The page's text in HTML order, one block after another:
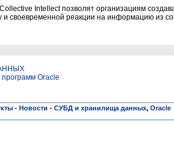
Intellect позволят организациям
и своевременной реакции на информацию из
программ Oracle
- Новости - СУБД и хранилища данных, Oracle